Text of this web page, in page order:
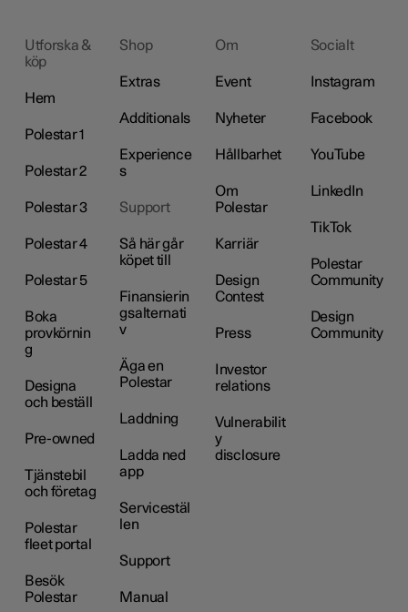
Utforska &
köp
Hem
Polestar 1
Polestar 2
Polestar 3
Polestar 4
Polestar 5
Boka
provkörnin
g
Designa
och beställ
Pre-owned
Tjänstebil
och företag
Polestar
fleet portal
Besök
Polestar
Shop
Extras
Additionals
Experience
s
Support
Så här går
köpet till
Finansierin
gsalternati
v
Äga en
Polestar
Laddning
Ladda ned
app
Servicestäl
len
Support
Manual
Om
Event
Nyheter
Hållbarhet
Om
Polestar
Karriär
Design
Contest
Press
Investor
relations
Vulnerabilit
y
disclosure
Socialt
Instagram
Facebook
YouTube
LinkedIn
TikTok
Polestar
Community
Design
Community